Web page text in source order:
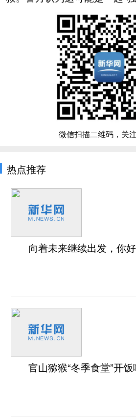
微信扫描二维码，关
热点推荐
向着未来继续出发，你
官山猕猴“冬季食堂”开饭